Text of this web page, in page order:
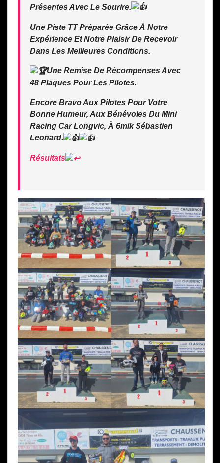
Présentes Avec Le Sourire.
Une Piste TT Préparée Grâce À Notre
Expérience Et Notre Plaisir De Recevoir
Dans Les Meilleures Conditions.
Une Remise De Récompenses Avec
48 Plaques Pour Les Pilotes.
Encore Bravo Aux Pilotes Pour Votre
Bonne Humeur, Aux Bénévoles Du Mini
Racing Car Longvic, À 6mik Sébastien
Leonard.
Résultats